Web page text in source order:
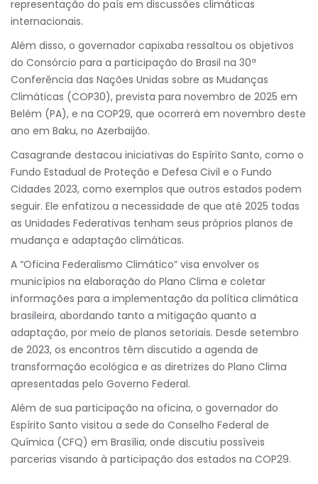
representação do país em discussões climáticas
internacionais.
Além disso, o governador capixaba ressaltou os objetivos
do Consórcio para a participação do Brasil na 30ª
Conferência das Nações Unidas sobre as Mudanças
Climáticas (COP30), prevista para novembro de 2025 em
Belém (PA), e na COP29, que ocorrerá em novembro deste
ano em Baku, no Azerbaijão.
Casagrande destacou iniciativas do Espírito Santo, como o
Fundo Estadual de Proteção e Defesa Civil e o Fundo
Cidades 2023, como exemplos que outros estados podem
seguir. Ele enfatizou a necessidade de que até 2025 todas
as Unidades Federativas tenham seus próprios planos de
mudança e adaptação climáticas.
A “Oficina Federalismo Climático” visa envolver os
municípios na elaboração do Plano Clima e coletar
informações para a implementação da política climática
brasileira, abordando tanto a mitigação quanto a
adaptação, por meio de planos setoriais. Desde setembro
de 2023, os encontros têm discutido a agenda de
transformação ecológica e as diretrizes do Plano Clima
apresentadas pelo Governo Federal.
Além de sua participação na oficina, o governador do
Espírito Santo visitou a sede do Conselho Federal de
Química (CFQ) em Brasília, onde discutiu possíveis
parcerias visando à participação dos estados na COP29.